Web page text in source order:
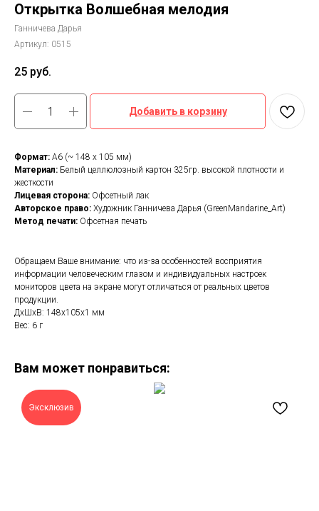
Открытка Волшебная мелодия
Ганничева Дарья
Артикул: 0515
25 руб.
Добавить в корзину
Формат: А6 (~ 148 х 105 мм)
Материал: Белый целлюлозный картон 325гр. высокой плотности и
жесткости
Лицевая сторона: Офсетный лак
Авторское право: Художник Ганничева Дарья (GreenMandarine_Art)
Метод печати: Офсетная печать
Обращаем Ваше внимание: что из-за особенностей восприятия
информации человеческим глазом и индивидуальных настроек
мониторов цвета на экране могут отличаться от реальных цветов
продукции.
ДxШxВ: 148x105x1 мм
Вес: 6 г
Вам может понравиться:
Эксклюзив